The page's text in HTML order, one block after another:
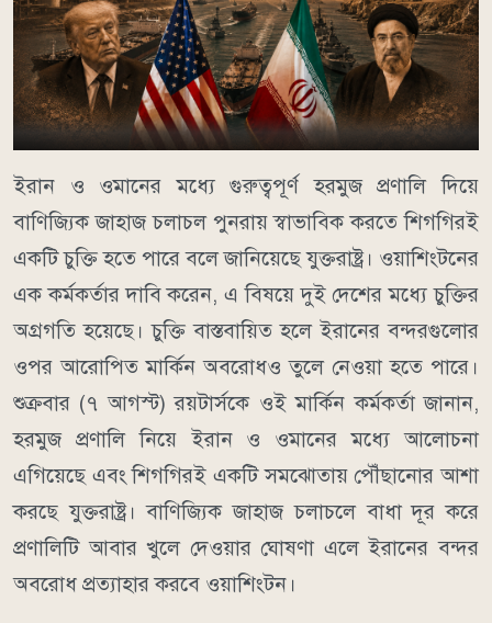
ইরান ও ওমানের মধ্যে গুরুত্বপূর্ণ হরমুজ প্রণালি দিয়ে
বাণিজ্যিক জাহাজ চলাচল পুনরায় স্বাভাবিক করতে শিগগিরই
একটি চুক্তি হতে পারে বলে জানিয়েছে যুক্তরাষ্ট্র। ওয়াশিংটনের
এক কর্মকর্তার দাবি করেন, এ বিষয়ে দুই দেশের মধ্যে চুক্তির
অগ্রগতি হয়েছে। চুক্তি বাস্তবায়িত হলে ইরানের বন্দরগুলোর
ওপর আরোপিত মার্কিন অবরোধও তুলে নেওয়া হতে পারে।
শুক্রবার (৭ আগস্ট) রয়টার্সকে ওই মার্কিন কর্মকর্তা জানান,
হরমুজ প্রণালি নিয়ে ইরান ও ওমানের মধ্যে আলোচনা
এগিয়েছে এবং শিগগিরই একটি সমঝোতায় পৌঁছানোর আশা
করছে যুক্তরাষ্ট্র। বাণিজ্যিক জাহাজ চলাচলে বাধা দূর করে
প্রণালিটি আবার খুলে দেওয়ার ঘোষণা এলে ইরানের বন্দর
অবরোধ প্রত্যাহার করবে ওয়াশিংটন।